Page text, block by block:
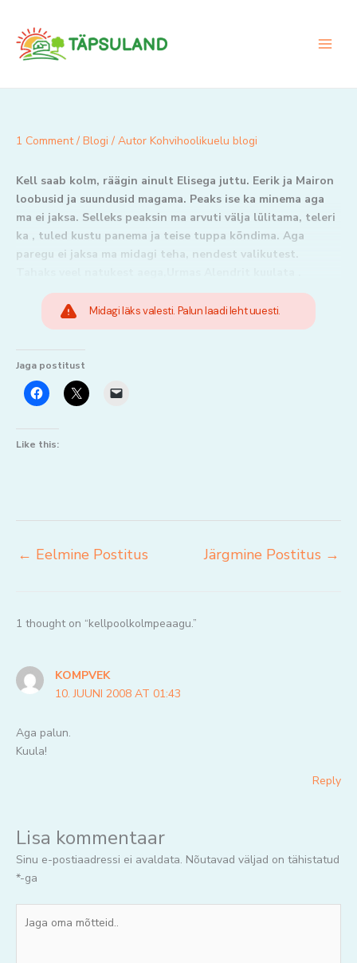
content
1 Comment / Blogi / Autor Kohvihoolikuelu blogi
Kell saab kolm, räägin ainult Elisega juttu. Eerik ja Mairon
loobusid ja suundusid magama. Peaks ise ka minema aga
ma ei jaksa. Selleks peaksin ma arvuti välja lülitama, teleri
ka , tuled kustu panema ja teise tuppa kõndima. Aga
paregu ei jaksa ma midagi teha, nendest valikutest.
Midagi läks valesti. Palun laadi leht uuesti.
Jaga postitust
Like this:
← Eelmine Postitus Järgmine Postitus →
1 thought on “kellpoolkolmpeaagu.”
KOMPVEK
10. JUUNI 2008 AT 01:43
Aga palun.
Kuula!
Reply
Lisa kommentaar
Sinu e-postiaadressi ei avaldata. Nõutavad väljad on tähistatud
*-ga
oma